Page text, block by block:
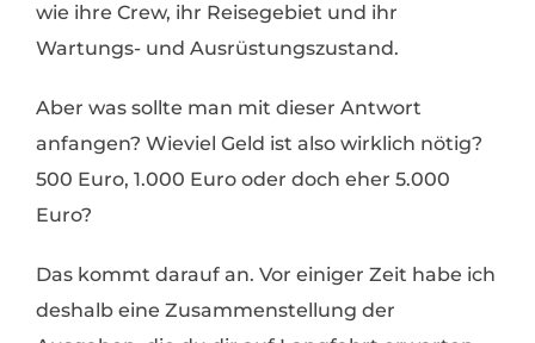
wie ihre Crew, ihr Reisegebiet und ihr
Wartungs- und Ausrüstungszustand.
Aber was sollte man mit dieser Antwort
anfangen? Wieviel Geld ist also wirklich nötig?
500 Euro, 1.000 Euro oder doch eher 5.000
Euro?
Das kommt darauf an. Vor einiger Zeit habe ich
deshalb eine Zusammenstellung der